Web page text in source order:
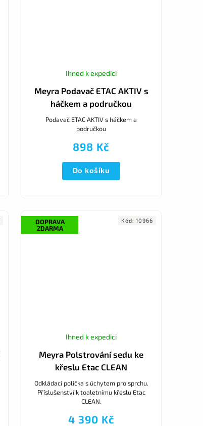
Meyra Podavač ETAC AKTIV s
háčkem a područkou
Ihned k expedici
898 Kč
Do košíku
Podavač ETAC AKTIV s háčkem a
područkou
DOPRAVA
ZDARMA
Meyra Polstrování sedu ke
křeslu Etac CLEAN
Ihned k expedici
4 390 Kč
Odkládací polička s úchytem pro sprchu.
Příslušenství k toaletnímu křeslu Etac
CLEAN.
Kód: 10966